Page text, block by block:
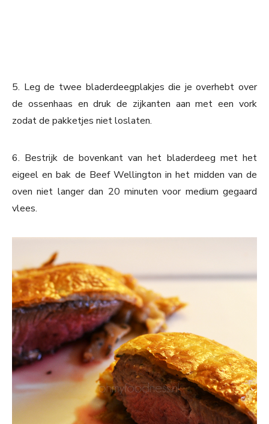
5. Leg de twee bladerdeegplakjes die je overhebt over
de ossenhaas en druk de zijkanten aan met een vork
zodat de pakketjes niet loslaten.
6. Bestrijk de bovenkant van het bladerdeeg met het
eigeel en bak de Beef Wellington in het midden van de
oven niet langer dan 20 minuten voor medium gegaard
vlees.